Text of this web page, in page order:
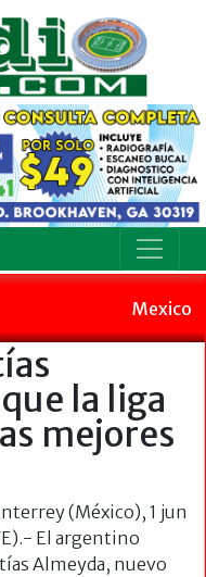
Mexico
la liga
mejores
(México), 1 jun
El argentino
Almeyda, nuevo